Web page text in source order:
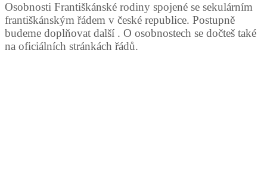
Osobnosti Františkánské rodiny spojené se sekulárním
františkánským řádem v české republice. Postupně
budeme doplňovat další . O osobnostech se dočteš také
na oficiálních stránkách řádů.